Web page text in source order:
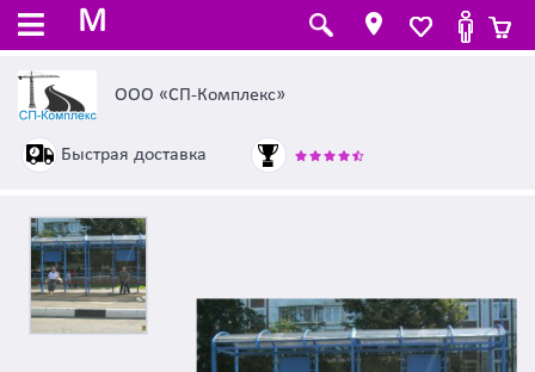
M
ООО «СП-Комплекс»
Быстрая доставка